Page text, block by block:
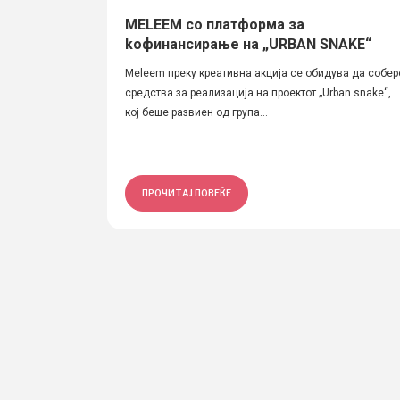
MELEEM со платформа за
koфинансирање на „URBAN SNAKE“
Meleem преку креативна акција се обидува да
средства за реализација на проектот „Urban snake“,
кој беше развиен од група...
ПРОЧИТАЈ ПОВЕЌЕ